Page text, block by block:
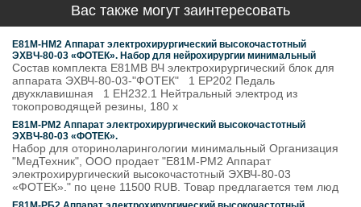
Вас также могут заинтересовать
Е81М-НМ2 Аппарат электрохирургический высокочастотный
ЭХВЧ-80-03 «ФОТЕК». Набор для нейрохирургии минимальный
Состав комплекта Е81МВ ВЧ электрохирургический блок для
аппарата ЭХВЧ-80-03-"ФОТЕК" 1 ЕР202 Педаль
двухклавишная 1 ЕН232.1 Нейтральный электрод из
токопроводящей резины, 180 х
Е81М-РМ2 Аппарат электрохирургический высокочастотный
ЭХВЧ-80-03 «ФОТЕК».
Набор для оториноларингологии минимальный Организация
"МедТехник", ООО продает "Е81М-РМ2 Аппарат
электрохирургический высокочастотный ЭХВЧ-80-03
«ФОТЕК»." по цене 11500 RUB. Товар предлагается тем люд